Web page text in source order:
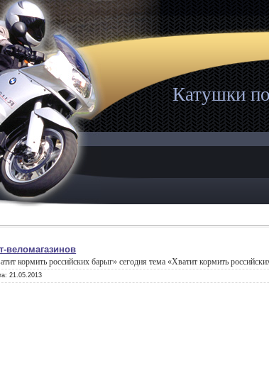
Катушки
веломагазинов
кормить российских барыг» сегодня тема «Хватит кормить
21.05.2013